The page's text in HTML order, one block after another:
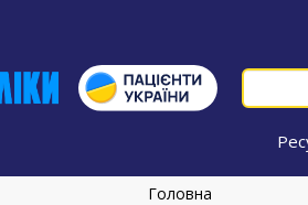
Головна